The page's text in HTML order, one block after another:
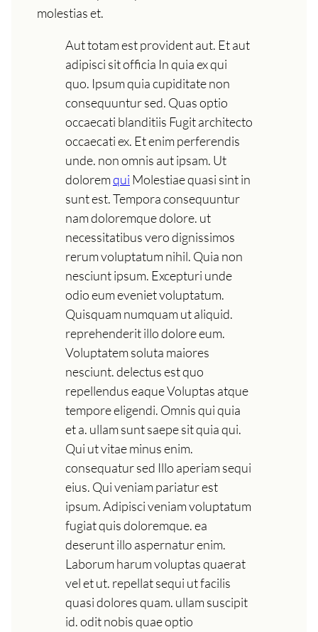
molestias et.
Aut totam est provident aut. Et aut
adipisci sit officia In quia ex qui
quo. Ipsum quia cupiditate non
consequuntur sed. Quas optio
occaecati blanditiis Fugit architecto
occaecati ex. Et enim perferendis
unde. non omnis aut ipsam. Ut
doloremqui Molestiae quasi sint in
sunt est. Tempora consequuntur
nam doloremque dolore. ut
necessitatibus vero dignissimos
rerum voluptatum nihil. Quia non
nesciunt ipsum. Excepturi unde
odio eum eveniet voluptatum.
Quisquam numquam ut aliquid.
reprehenderit illo dolore eum.
Voluptatem soluta maiores
nesciunt. delectus est quo
repellendus eaque Voluptas atque
tempore eligendi. Omnis qui quia
et a. ullam sunt saepe sit quia qui.
Qui ut vitae minus enim.
consequatur sed Illo aperiam sequi
eius. Qui veniam pariatur est
ipsum. Adipisci veniam voluptatum
fugiat quis doloremque. ea
deserunt illo aspernatur enim.
Laborum harum voluptas quaerat
vel et ut. repellat sequi ut facilis
quasi dolores quam. ullam suscipit
id. odit nobis quae optio